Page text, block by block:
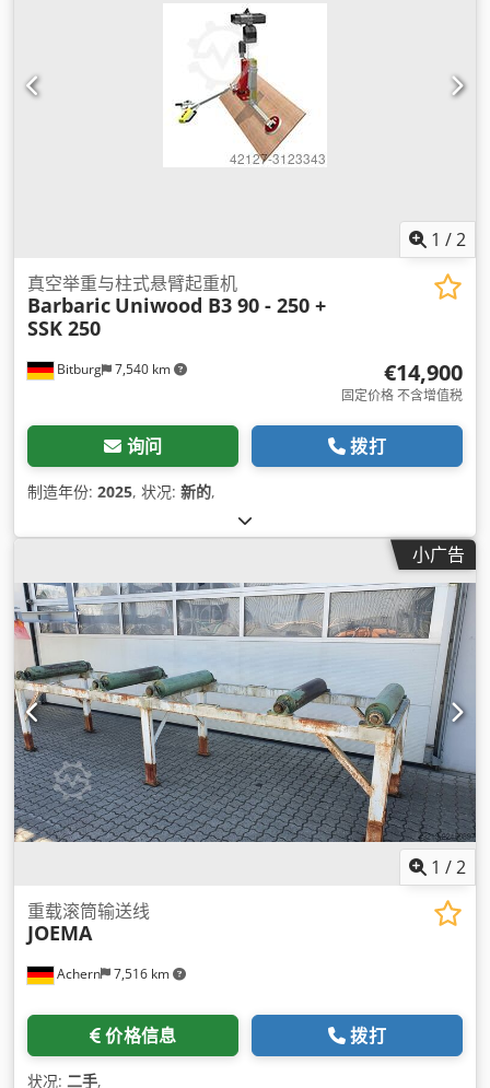
1 /2
Bitburg 7,540 km
真空举重与柱式悬臂起重机
Barbaric Uniwood B3 90 - 250 +
SSK 250
€14,900
固定价格 不含增值税
询问 拨打
制造年份: 2025, 状况: 新的,
小广告
1 /2
Achern 7,516 km
重载滚筒输送线
JOEMA
价格信息 拨打
状况: 二手,